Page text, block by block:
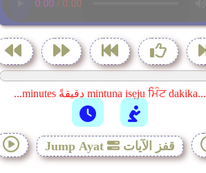
...minutes دقيقةً mintuna isẹju ਮਿੰਟ dakika...
Jump Ayat قفز الآيات